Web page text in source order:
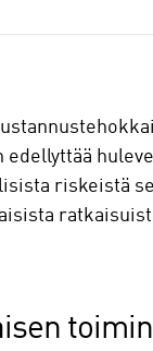
riskeistä